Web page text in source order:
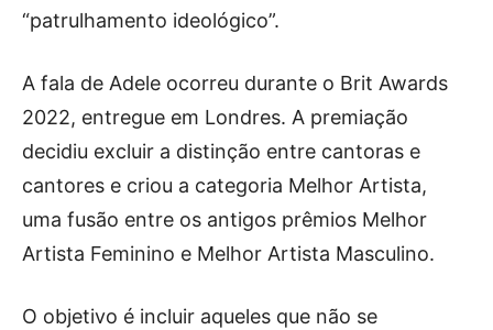
“patrulhamento ideológico”.
A fala de Adele ocorreu durante o Brit Awards
2022, entregue em Londres. A premiação
decidiu excluir a distinção entre cantoras e
cantores e criou a categoria Melhor Artista,
uma fusão entre os antigos prêmios Melhor
Artista Feminino e Melhor Artista Masculino.
O objetivo é incluir aqueles que não se